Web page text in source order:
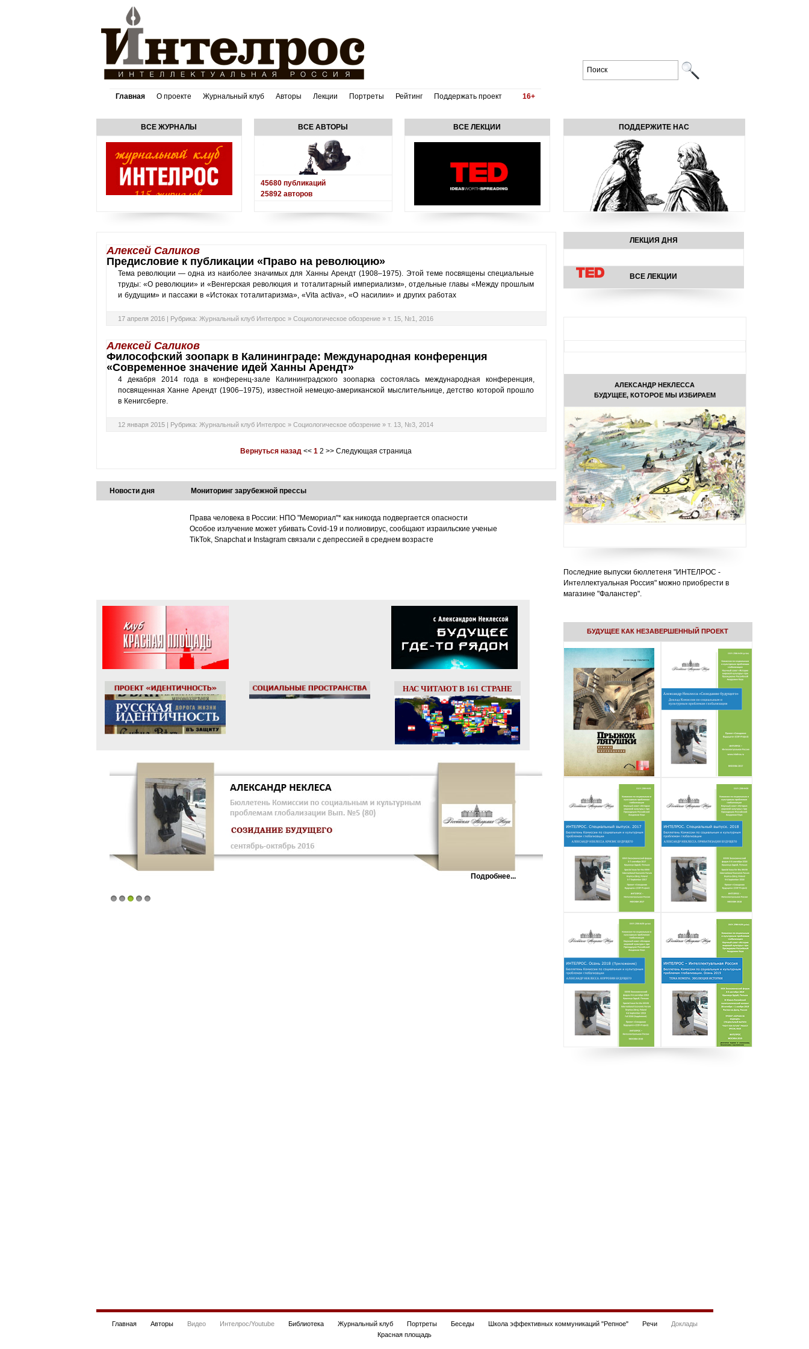
Главная О проекте Журнальный клуб Авторы Лекции Портреты Рейтинг Поддержать проект 16+
ВСЕ ЖУРНАЛЫ ВСЕ АВТОРЫ
45680публикаций
25892авторов
ВСЕ ЛЕКЦИИ
Алексей Саликов
Предисловие к публикации «Право на революцию»
Тема революции — одна из наиболее значимых для Ханны Арендт (1908–1975). Этой теме посвящены специальные
труды: «О революции» и «Венгерская революция и тоталитарный империализм», отдельные главы «Между прошлым
и будущим» и пассажи в «Истоках тоталитаризма», «Vita activa», «О насилии» и других работах
17 апреля 2016 | Рубрика: Журнальный клуб Интелрос » Социологическое обозрение» т. 15, №1, 2016
Алексей Саликов
Философский зоопарк в Калининграде: Международная конференция
«Современное значение идей Ханны Арендт»
4 декабря 2014 года в конференц-зале Калининградского зоопарка состоялась международная конференция,
посвященная Ханне Арендт (1906–1975), известной немецко-американской мыслительнице, детство которой прошло
в Кенигсберге.
12 января 2015 | Рубрика: Журнальный клуб Интелрос » Социологическое обозрение» т. 13, №3, 2014
Вернуться назад << 1 2 >> Следующая страница
Новости дня Мониторинг зарубежной прессы
Права человека в России: НПО "Мемориал"* как никогда подвергается опасности
Особое излучение может убивать Covid-19 и полиовирус, сообщают израильские ученые
TikTok, Snapchat и Instagram связали с депрессией в среднем возрасте
НАС ЧИТАЮТ В 161 СТРАНЕ
Подробнее...
ПОДДЕРЖИТЕ НАС
ЛЕКЦИЯ ДНЯ
ВСЕ ЛЕКЦИИ
АЛЕКСАНДР НЕКЛЕССА
БУДУЩЕЕ, КОТОРОЕ МЫ ИЗБИРАЕМ
Последние выпуски бюллетеня "ИНТЕЛРОС -
Интеллектуальная Россия" можно приобрести в
магазине "Фаланстер".
БУДУЩЕЕ КАК НЕЗАВЕРШЕННЫЙ ПРОЕКТ
Главная Авторы Видео Интелрос/Youtube Библиотека Журнальный клуб Портреты Беседы Школа эффективных коммуникаций "Репное" Речи
Доклады
Красная площадь